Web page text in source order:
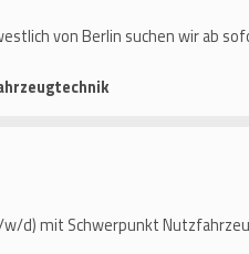
von Berlin suchen wir ab
d) mit Schwerpunkt